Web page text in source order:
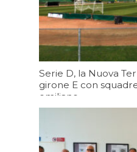
Serie D, la Nuova
girone E con
emiliane